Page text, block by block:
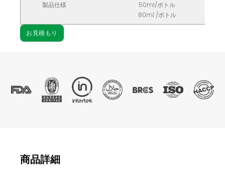
製品仕様
50ml/ボトル
80ml /ボトル
お見積もり
商品詳細